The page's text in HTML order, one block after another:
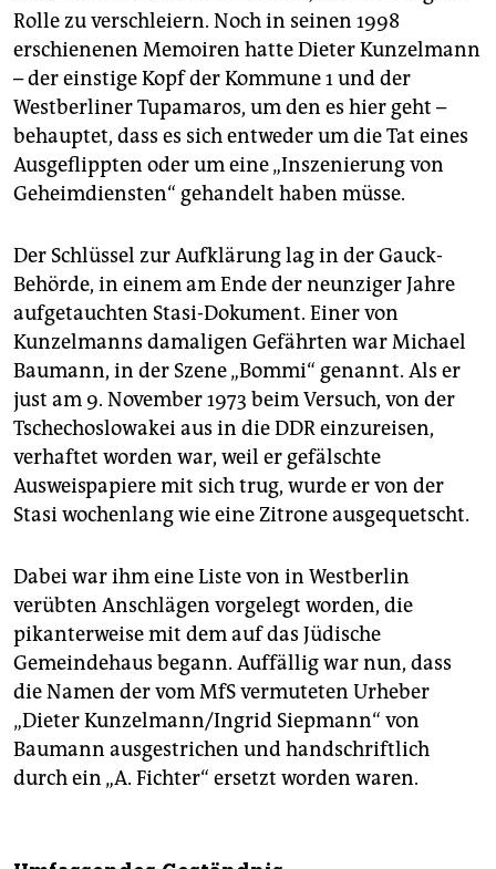
Rolle zu verschleiern. Noch in seinen 1998
erschienenen Memoiren hatte Dieter Kunzelmann
– der einstige Kopf der Kommune 1 und der
Westberliner Tupamaros, um den es hier geht –
behauptet, dass es sich entweder um die Tat eines
Ausgeflippten oder um eine „Inszenierung von
Geheimdiensten“ gehandelt haben müsse.
Der Schlüssel zur Aufklärung lag in der Gauck-
Behörde, in einem am Ende der neunziger Jahre
aufgetauchten Stasi-Dokument. Einer von
Kunzelmanns damaligen Gefährten war Michael
Baumann, in der Szene „Bommi“ genannt. Als er
just am 9. November 1973 beim Versuch, von der
Tschechoslowakei aus in die DDR einzureisen,
verhaftet worden war, weil er gefälschte
Ausweispapiere mit sich trug, wurde er von der
Stasi wochenlang wie eine ­Zi­trone ausgequetscht.
Dabei war ihm eine Liste von in Westberlin
verübten Anschlägen vorgelegt worden, die
pikanterweise mit dem auf das Jüdische
Gemeindehaus begann. Auffällig war nun, dass
die Namen der vom MfS vermuteten Urheber
„Dieter Kunzelmann/Ingrid Siepmann“ von
Baumann ausgestrichen und handschriftlich
durch ein „A. Fichter“ ersetzt worden waren.